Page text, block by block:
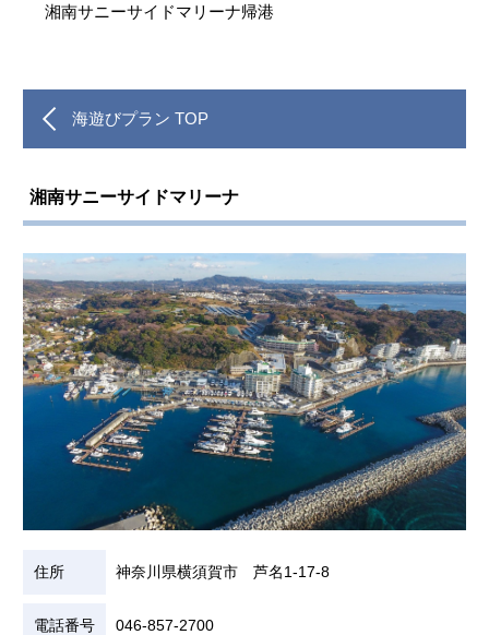
湘南サニーサイドマリーナ帰港
海遊びプラン TOP
湘南サニーサイドマリーナ
住所 神奈川県横須賀市 芦名1-17-8
電話番号 046-857-2700